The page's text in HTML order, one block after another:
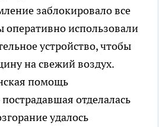
заблокировало все
использовали
устройство, чтобы
на свежий воздух.
помощь
отделалась
удалось